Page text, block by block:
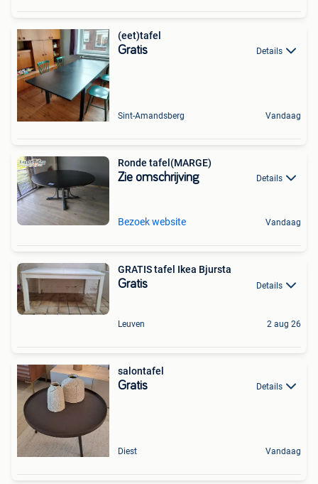
(eet)tafel
Gratis Details
Sint-Amandsberg Vandaag
Ronde tafel(MARGE)
Zie omschrijving Details
Bezoek website Vandaag
GRATIS tafel Ikea Bjursta
Gratis Details
Leuven 2 aug 26
salontafel
Gratis Details
Diest Vandaag